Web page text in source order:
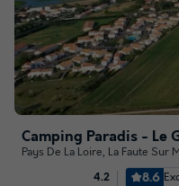
Camping Paradis - Le
Pays De La Loire, La Faute Sur
4.2 8.6